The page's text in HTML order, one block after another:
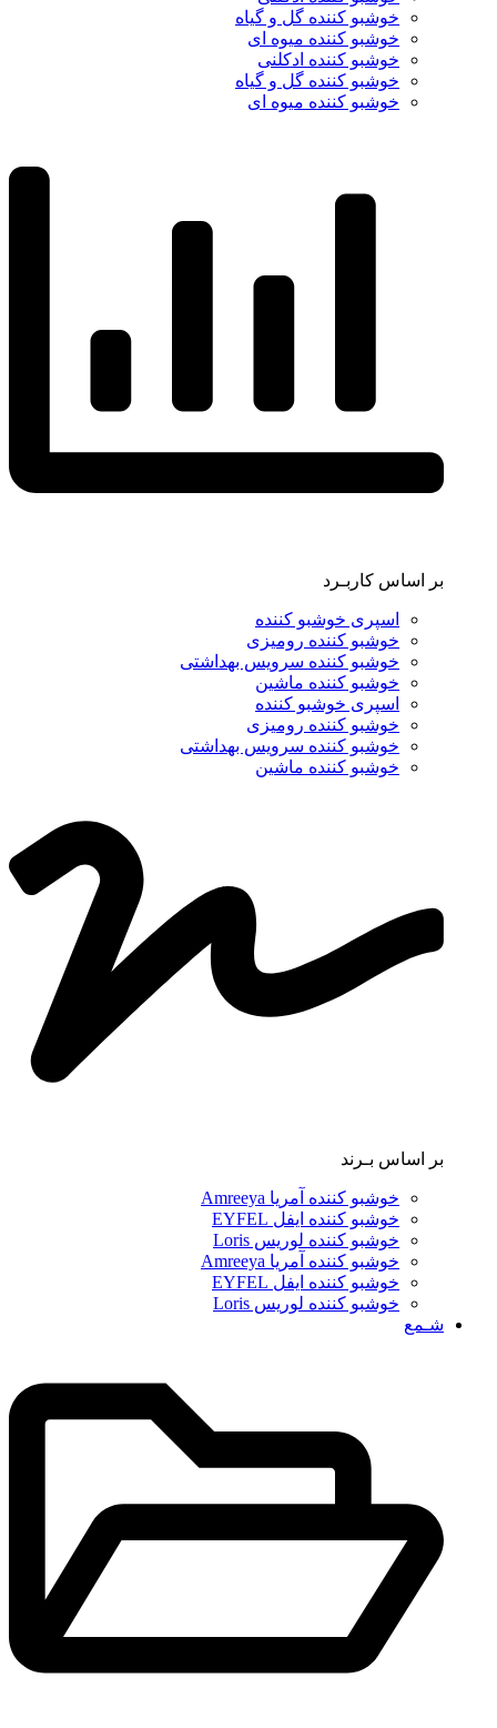
خوشبو کننده گل و گیاه
خوشبو کننده میوه ای
خوشبو کننده ادکلنی
خوشبو کننده گل و گیاه
خوشبو کننده میوه ای
بر اساس کاربـرد
اسپری خوشبو کننده
خوشبو کننده رومیزی
خوشبو کننده سرویس بهداشتی
خوشبو کننده ماشین
اسپری خوشبو کننده
خوشبو کننده رومیزی
خوشبو کننده سرویس بهداشتی
خوشبو کننده ماشین
بر اساس بـرند
خوشبو کننده آمریا Amreeya
خوشبو کننده ایفل EYFEL
خوشبو کننده لوریس Loris
خوشبو کننده آمریا Amreeya
خوشبو کننده ایفل EYFEL
خوشبو کننده لوریس Loris
شـمع